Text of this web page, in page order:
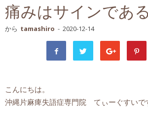
痛みはサインである
から tamashiro - 2020-12-14
こんにちは。
沖縄片麻痺失語症専門院 てぃーぐすいで